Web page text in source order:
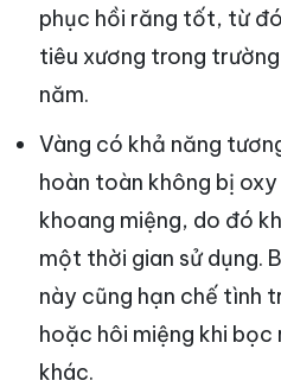
phục hồi răng tốt, từ
tiêu xương trong
năm.
Vàng có khả năng
hoàn toàn không bị
khoang miệng, do đó
một thời gian sử dụng.
này cũng hạn chế tình
hoặc hôi miệng khi bọc
khác.